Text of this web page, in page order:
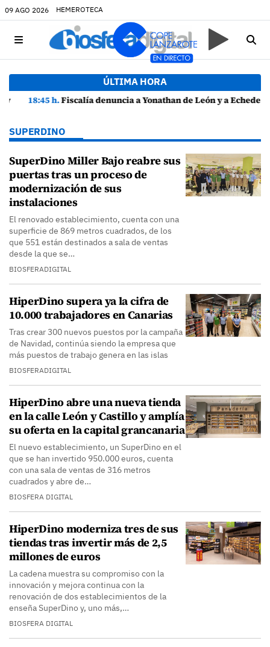
09 AGO 2026 HEMEROTECA
ÚLTIMA HORA
18:45 h.Fiscalía denuncia a Yonathan de León y a Echedey Eugenio por presuntas anomalías en contratos festivos
SUPERDINO
SuperDino Miller Bajo reabre sus
puertas tras un proceso de
modernización de sus
instalaciones
El renovado establecimiento, cuenta con una
superficie de 869 metros cuadrados, de los
que 551 están destinados a sala de ventas
desde la que se…
BIOSFERADIGITAL
HiperDino supera ya la cifra de
10.000 trabajadores en Canarias
Tras crear 300 nuevos puestos por la campaña
de Navidad, continúa siendo la empresa que
más puestos de trabajo genera en las islas
BIOSFERADIGITAL
HiperDino abre una nueva tienda
en la calle León y Castillo y amplía
su oferta en la capital grancanaria
El nuevo establecimiento, un SuperDino en el
que se han invertido 950.000 euros, cuenta
con una sala de ventas de 316 metros
cuadrados y abre de…
BIOSFERA DIGITAL
HiperDino moderniza tres de sus
tiendas tras invertir más de 2,5
millones de euros
La cadena muestra su compromiso con la
innovación y mejora continua con la
renovación de dos establecimientos de la
enseña SuperDino y, uno más,…
BIOSFERA DIGITAL